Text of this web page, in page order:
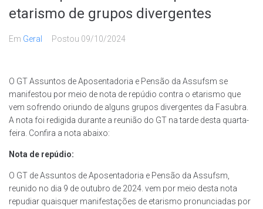
etarismo de grupos divergentes
Em Geral Postou 09/10/2024
O GT Assuntos de Aposentadoria e Pensão da Assufsm se
manifestou por meio de nota de repúdio contra o etarismo que
vem sofrendo oriundo de alguns grupos divergentes da Fasubra.
A nota foi redigida durante a reunião do GT na tarde desta quarta-
feira. Confira a nota abaixo:
Nota de repúdio:
O GT de Assuntos de Aposentadoria e Pensão da Assufsm,
reunido no dia 9 de outubro de 2024. vem por meio desta nota
repudiar quaisquer manifestações de etarismo pronunciadas por